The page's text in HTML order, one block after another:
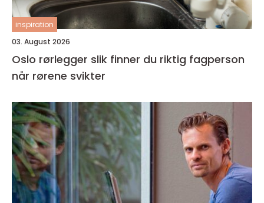
inspiration
03. August 2026
Oslo rørlegger slik finner du riktig fagperson
når rørene svikter